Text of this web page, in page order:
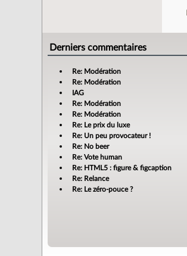
Derniers commentaires
Re: Modération
Re: Modération
IAG
Re: Modération
Re: Modération
Re: Le prix du luxe
Re: Un peu provocateur !
Re: No beer
Re: Vote human
Re: HTML5 : figure & figcaption
Re: Relance
Re: Le zéro-pouce ?